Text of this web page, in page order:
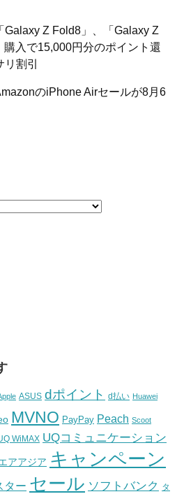
Galaxy Z Fold8」、「Galaxy Z
購入で15,000円分のポイント還
割引
のiPhone Airセールが8月6
ASUS dポイント d払い Huawei
MVNO PayPay Peach Scoot
WiMAX UQコミュニケーション
アアジア キャンペーン
ター セール ソフトバンク タ